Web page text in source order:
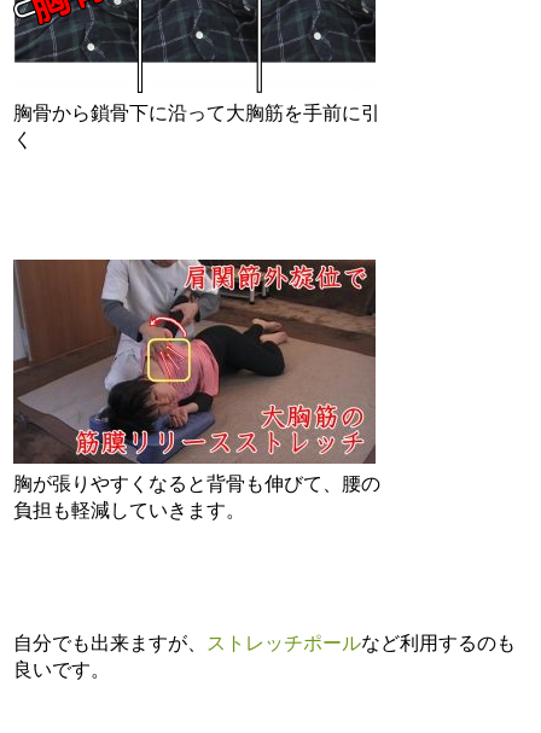
胸骨から鎖骨下に沿って大胸筋を手前に引
く
胸が張りやすくなると背骨も伸びて、腰の
負担も軽減していきます。
自分でも出来ますが、 ストレッチポールなど利用するのも
良いです。